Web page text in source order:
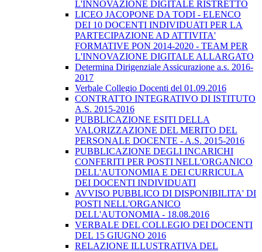
L'INNOVAZIONE DIGITALE RISTRETTO
LICEO JACOPONE DA TODI - ELENCO
DEI 10 DOCENTI INDIVIDUATI PER LA
PARTECIPAZIONE AD ATTIVITA'
FORMATIVE PON 2014-2020 - TEAM PER
L'INNOVAZIONE DIGITALE ALLARGATO
Determina Dirigenziale Assicurazione a.s. 2016-
2017
Verbale Collegio Docenti del 01.09.2016
CONTRATTO INTEGRATIVO DI ISTITUTO
A.S. 2015-2016
PUBBLICAZIONE ESITI DELLA
VALORIZZAZIONE DEL MERITO DEL
PERSONALE DOCENTE - A.S. 2015-2016
PUBBLICAZIONE DEGLI INCARICHI
CONFERITI PER POSTI NELL'ORGANICO
DELL'AUTONOMIA E DEI CURRICULA
DEI DOCENTI INDIVIDUATI
AVVISO PUBBLICO DI DISPONIBILITA' DI
POSTI NELL'ORGANICO
DELL'AUTONOMIA - 18.08.2016
VERBALE DEL COLLEGIO DEI DOCENTI
DEL 15 GIUGNO 2016
RELAZIONE ILLUSTRATIVA DEL